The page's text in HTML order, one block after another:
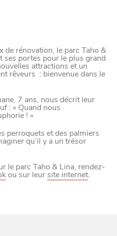
de rénovation, le parc Taho &
ses portes pour le plus grand
attractions et un
rêveurs : bienvenue dans le
7 ans, nous décrit leur
: « Quand nous
! »
perroquets et des palmiers
qu’il y a un trésor
le parc Taho & Lina, rendez-
ou sur leur site internet.
et de vous
possible, nous utilisons
le site aux besoins des